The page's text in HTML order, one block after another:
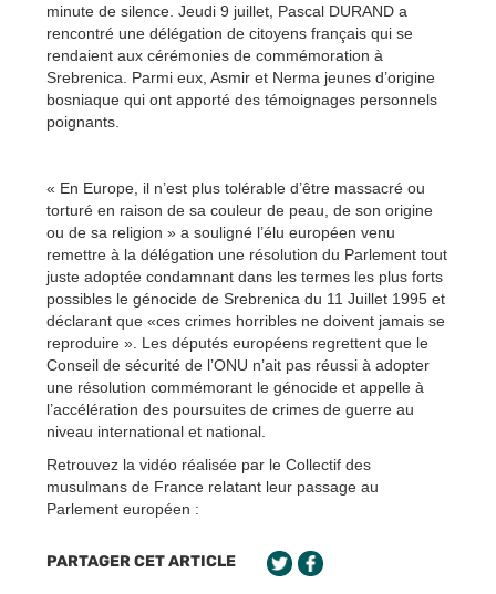
minute de silence. Jeudi 9 juillet, Pascal DURAND a
rencontré une délégation de citoyens français qui se
rendaient aux cérémonies de commémoration à
Srebrenica. Parmi eux, Asmir et Nerma jeunes d’origine
bosniaque qui ont apporté des témoignages personnels
poignants.
« En Europe, il n’est plus tolérable d’être massacré ou
torturé en raison de sa couleur de peau, de son origine
ou de sa religion » a souligné l’élu européen venu
remettre à la délégation une résolution du Parlement tout
juste adoptée condamnant dans les termes les plus forts
possibles le génocide de Srebrenica du 11 Juillet 1995 et
déclarant que «ces crimes horribles ne doivent jamais se
reproduire ». Les députés européens regrettent que le
Conseil de sécurité de l’ONU n’ait pas réussi à adopter
une résolution commémorant le génocide et appelle à
l’accélération des poursuites de crimes de guerre au
niveau international et national.
Retrouvez la vidéo réalisée par le Collectif des
musulmans de France relatant leur passage au
Parlement européen :
PARTAGER CET ARTICLE